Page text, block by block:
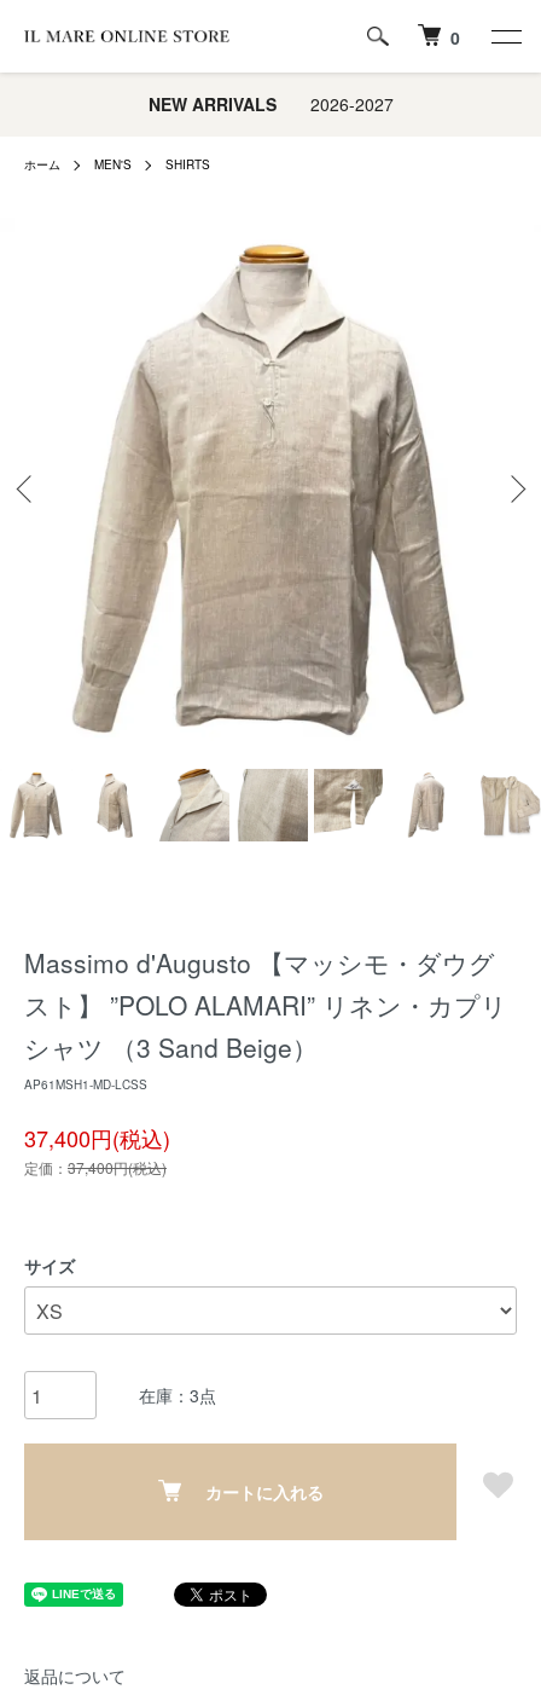
0
NEW ARRIVALS2026-2027
ホーム MEN'S SHIRTS
Massimo d'Augusto 【マッシモ・ダウグ
スト】 ”POLO ALAMARI” リネン・カプリ
シャツ （3 Sand Beige）
AP61MSH1-MD-LCSS
37,400円(税込)
定価： 37,400円(税込)
サイズ
在庫：3点
カートに入れる
返品について